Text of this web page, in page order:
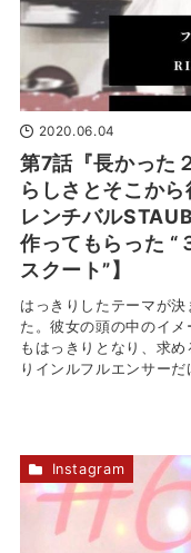
2020.06.04
第7話『長かった
らしさとそこか
レンチバル
作ってもらった “
スクート”】
はっきりしたテーマが
た。彼女の頭の中のイ
もはっきりとなり、求
りインルフルエンサー
Instagram